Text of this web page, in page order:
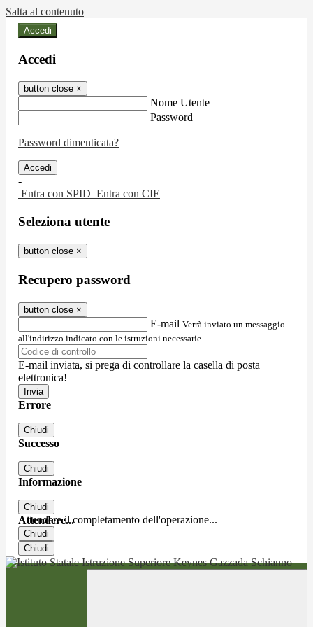
Salta al contenuto
Accedi
Accedi
button close ×
Nome Utente
Password
Password dimenticata?
-
Entra con SPID Entra con CIE
Seleziona utente
button close ×
Recupero password
button close ×
E-mail Verrà inviato un messaggio
all'indirizzo indicato con le istruzioni necessarie.
E-mail inviata, si prega di controllare la casella di posta
elettronica!
Errore
Chiudi
Successo
Chiudi
Informazione
Chiudi
Attendere...
Attendere il completamento dell'operazione...
Chiudi
Chiudi